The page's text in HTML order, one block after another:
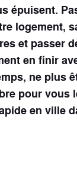
épuisent.
logement,
et passer
en finir
ne plus
pour vous
en ville